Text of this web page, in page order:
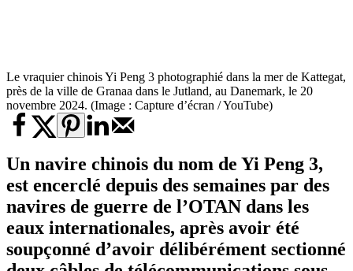
Le vraquier chinois Yi Peng 3 photographié dans la mer de Kattegat,
près de la ville de Granaa dans le Jutland, au Danemark, le 20
novembre 2024. (Image : Capture d’écran / YouTube)
Un navire chinois du nom de Yi Peng 3,
est encerclé depuis des semaines par des
navires de guerre de l’OTAN dans les
eaux internationales, après avoir été
soupçonné d’avoir délibérément sectionné